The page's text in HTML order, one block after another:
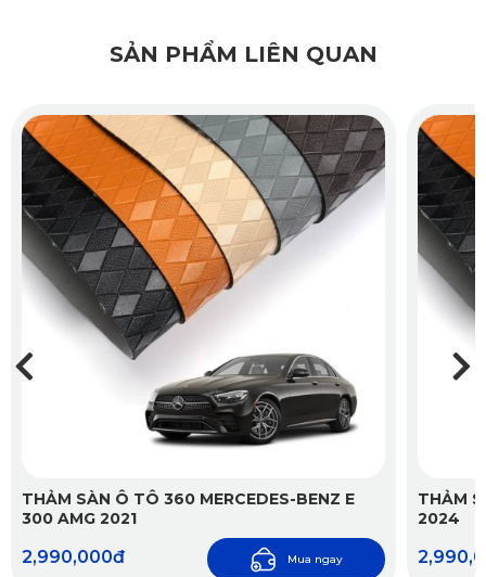
Nội thất Range Rover Evoque 2024 được hoàn thiện với
chất liệu sang trọng và đắt tiền. Do đó, việc bảo vệ sàn xe
khỏi bùn đất, nước, dầu mỡ và các tác nhân bên ngoài là
điều cần thiết.
Thảm lót sàn ô tô 360 có khả năng ngăn chặn hoàn toàn các
yếu tố này, giúp nội thất luôn giữ được giá trị và độ mới theo
thời gian.
2.2. Giúp Nội Thất Xe Đẹp Mắt Và Hài Hòa
nội thất giúp khoang xe thêm phần tinh tế. Với màu sắc đa
phối hợp hài hòa với tông màu nội thất xe, tạo nên tổng thể
SẢN PHẨM LIÊN QUAN
THẢM SÀN Ô TÔ 360 MERCEDES-BENZ E
300 AMG 2021
2,990,000đ Mua ngay
THẢM
2024